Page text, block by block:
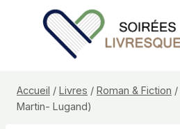
Accueil / Livres / Roman & Fiction /
Martin- Lugand)